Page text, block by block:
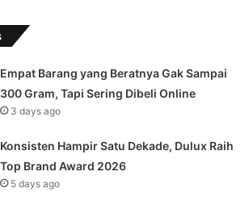
Empat Barang yang Beratnya Gak Sampai
300 Gram, Tapi Sering Dibeli Online
3 days ago
Konsisten Hampir Satu Dekade, Dulux Raih
Top Brand Award 2026
5 days ago